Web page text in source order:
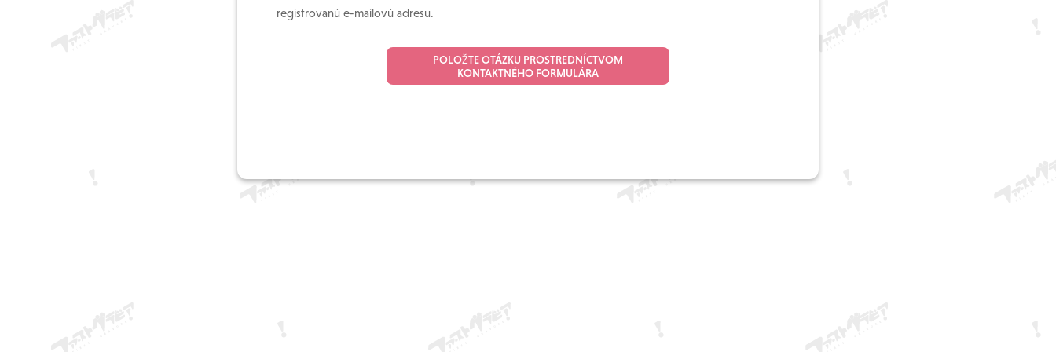
registrovanú e-mailovú adresu.
POLOŽTE OTÁZKU PROSTREDNÍCTVOM
KONTAKTNÉHO FORMULÁRA